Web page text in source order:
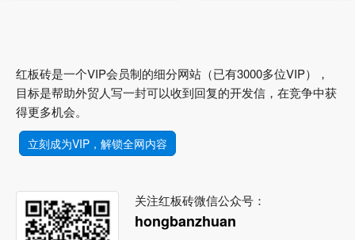
红板砖是一个VIP会员制的细分网站（已有3000多位VIP），
目标是帮助外贸人写一封可以收到回复的开发信，在竞争中获
得更多机会。
立刻成为VIP，解锁全网内容
关注红板砖微信公众号：
hongbanzhuan